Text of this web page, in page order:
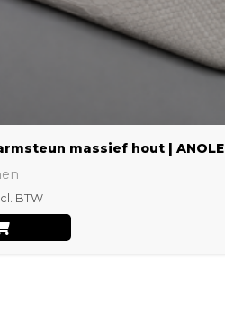
armsteun massief hout | ANOLE
BTW
gekozen
worden
productpagina